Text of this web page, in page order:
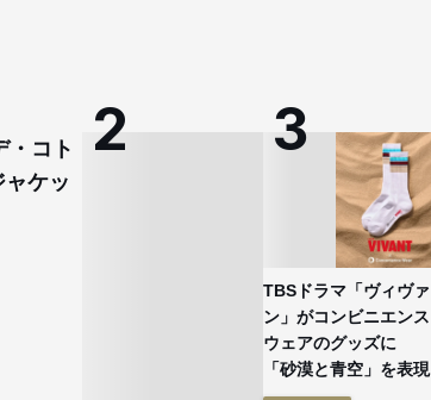
・コト
ケッ
TBSドラマ「ヴィヴァ
ン」がコンビニエンス
ウェアのグッズに
「砂漠と青空」を表現